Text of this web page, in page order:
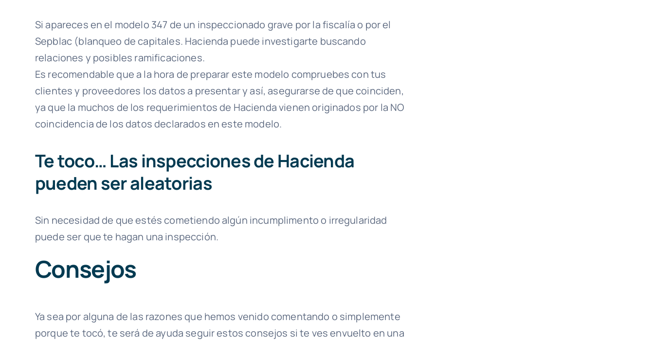
Si apareces en el modelo 347 de un inspeccionado grave por la fiscalía o por el
Sepblac (blanqueo de capitales. Hacienda puede investigarte buscando
relaciones y posibles ramificaciones.
Es recomendable que a la hora de preparar este modelo compruebes con tus
clientes y proveedores los datos a presentar y así, asegurarse de que coinciden,
ya que la muchos de los requerimientos de Hacienda vienen originados por la NO
coincidencia de los datos declarados en este modelo.
Te toco… Las inspecciones de Hacienda
pueden ser aleatorias
Sin necesidad de que estés cometiendo algún incumplimento o irregularidad
puede ser que te hagan una inspección.
Consejos
Ya sea por alguna de las razones que hemos venido comentando o simplemente
porque te tocó, te será de ayuda seguir estos consejos si te ves envuelto en una